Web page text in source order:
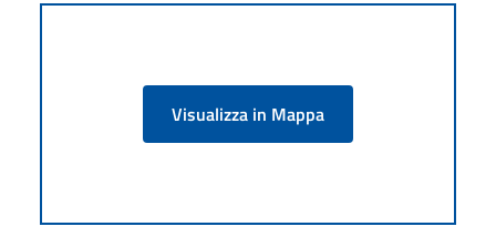
Visualizza in Mappa